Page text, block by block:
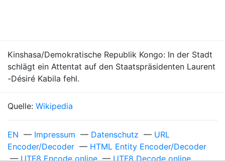
Kinshasa/Demokratische Republik Kongo: In der Stadt
schlägt ein Attentat auf den Staatspräsidenten Laurent
-Désiré Kabila fehl.
Quelle: Wikipedia
EN — Impressum — Datenschutz — URL
Encoder/Decoder — HTML Entity Encoder/Decoder
—UTF8 Encode online—UTF8 Decode online